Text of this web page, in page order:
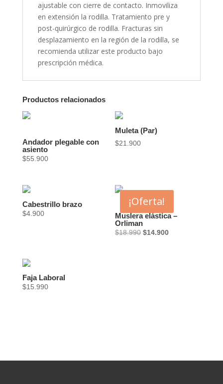
ajustable con cierre de contacto. Inmoviliza
en extensión la rodilla. Tratamiento pre y
post-quirúrgico de rodilla. Fracturas sin
desplazamiento en la región de la rodilla, se
recomienda utilizar este producto bajo
prescripción médica.
Productos relacionados
Andador plegable con
asiento
$55.900
Muleta (Par)
$21.900
Cabestrillo brazo
$4.900
¡Oferta!
Muslera elástica –
Orliman
$18.990 El
$14.900El
Faja Laboral
$15.990